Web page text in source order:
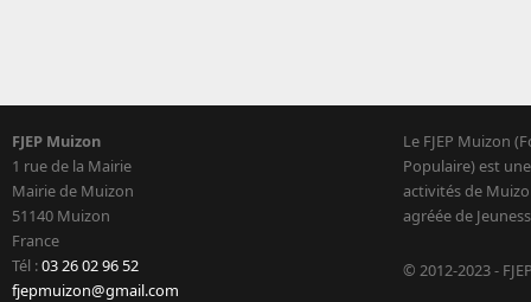
FJEP Muizon
1 rue de la Mairie
Mairie de Muizon
51140 Muizon
France
Tél :03 26 02 96 52
fjepmuizon@gmail.com
Le FJEP Muizon
Populaire) est
activités de
agréée de
© 2012-2023 -